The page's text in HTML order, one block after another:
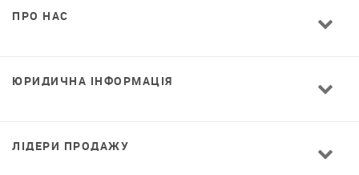
ПРО НАС
ЮРИДИЧНА ІНФОРМАЦІЯ
ЛІДЕРИ ПРОДАЖУ